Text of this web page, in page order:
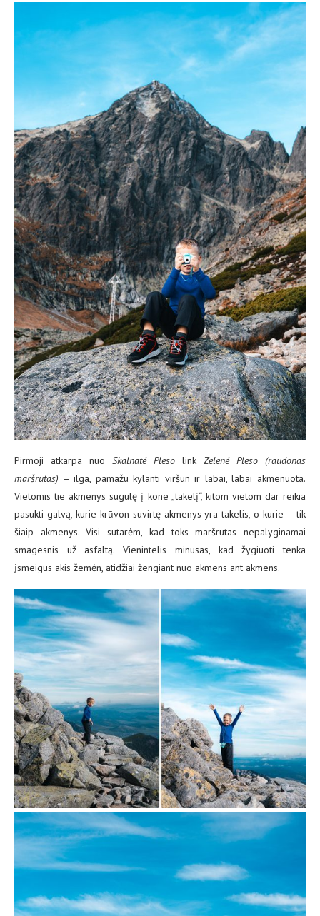
Pirmoji atkarpa nuo Skalnaté Pleso link Zelené Pleso (raudonas
maršrutas) – ilga, pamažu kylanti viršun ir labai, labai akmenuota.
Vietomis tie akmenys sugulę į kone „takelį“, kitom vietom dar reikia
pasukti galvą, kurie krūvon suvirtę akmenys yra takelis, o kurie – tik
šiaip akmenys. Visi sutarėm, kad toks maršrutas nepalyginamai
smagesnis už asfaltą. Vienintelis minusas, kad žygiuoti tenka
įsmeigus akis žemėn, atidžiai žengiant nuo akmens ant akmens.